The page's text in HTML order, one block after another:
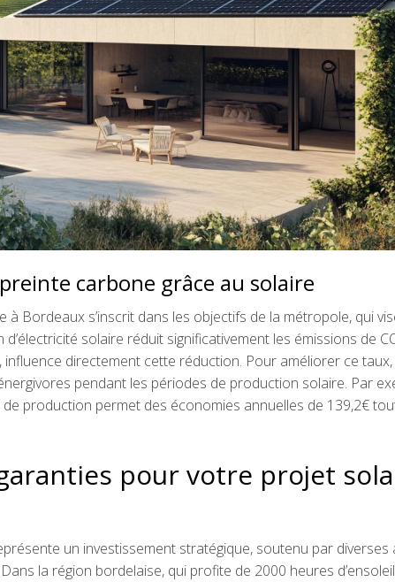
carbone grâce au solaire
à Bordeaux s’inscrit dans les objectifs de la métropole, qui
solaire réduit significativement les émissions de
directement cette réduction. Pour améliorer ce taux,
pendant les périodes de production solaire. Par
de production permet des économies annuelles de 139,2€
pour votre projet
un investissement stratégique, soutenu par diverses
la région bordelaise, qui profite de 2000 heures